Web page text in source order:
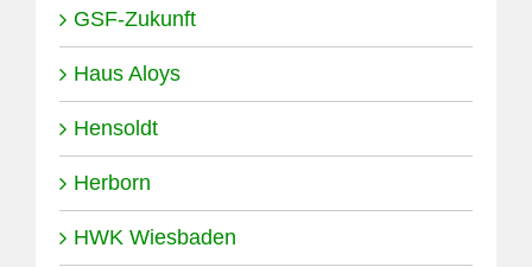
GSF-Zukunft
Haus Aloys
Hensoldt
Herborn
HWK Wiesbaden